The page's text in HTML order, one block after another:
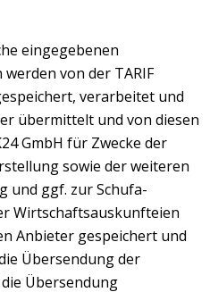
eingegebenen
von der TARIF
verarbeitet und
übermittelt und von diesen
GmbH für Zwecke der
sowie der weiteren
und ggf. zur Schufa-
Wirtschaftsauskunfteien
Anbieter gespeichert und
Übersendung der
Übersendung